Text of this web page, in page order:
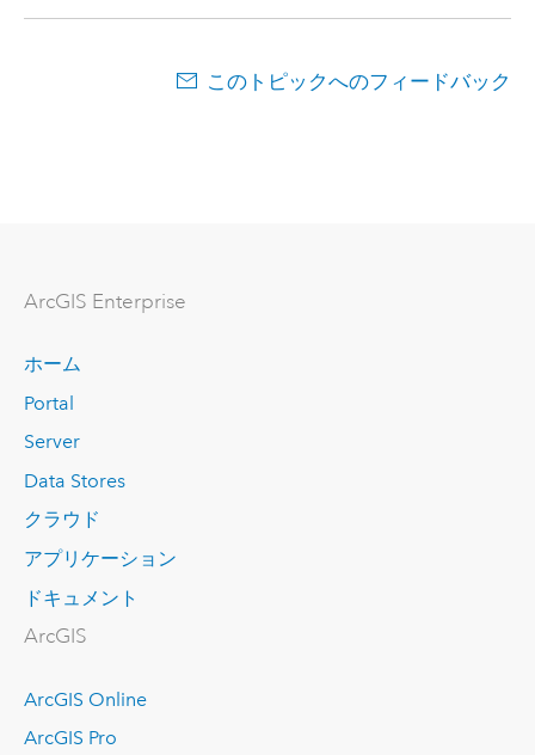
このトピックへのフィードバック
ArcGIS Enterprise
ホーム
Portal
Server
Data Stores
クラウド
アプリケーション
ドキュメント
ArcGIS
ArcGIS Online
ArcGIS Pro